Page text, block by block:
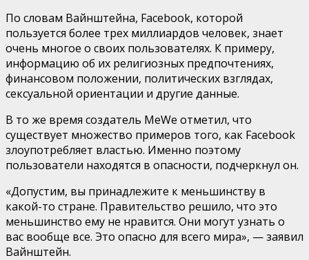
По словам Вайнштейна, Facebook, которой
пользуется более трех миллиардов человек, знает
очень многое о своих пользователях. К примеру,
информацию об их религиозных предпочтениях,
финансовом положении, политических взглядах,
сексуальной ориентации и другие данные.
В то же время создатель MeWe отметил, что
существует множество примеров того, как Facebook
злоупотребляет властью. Именно поэтому
пользователи находятся в опасности, подчеркнул он.
«Допустим, вы принадлежите к меньшинству в
какой-то стране. Правительство решило, что это
меньшинство ему не нравится. Они могут узнать о
вас вообще все. Это опасно для всего мира», — заявил
Вайнштейн.